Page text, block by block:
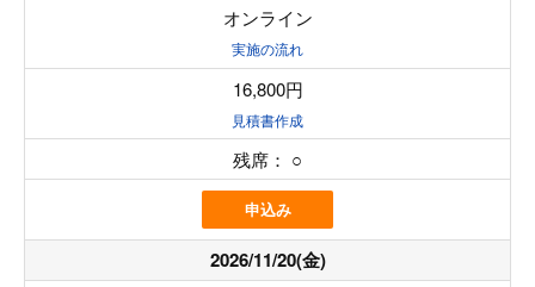
オンライン
実施の流れ
16,800円
見積書作成
残席： ○
申込み
2026/11/20(金)